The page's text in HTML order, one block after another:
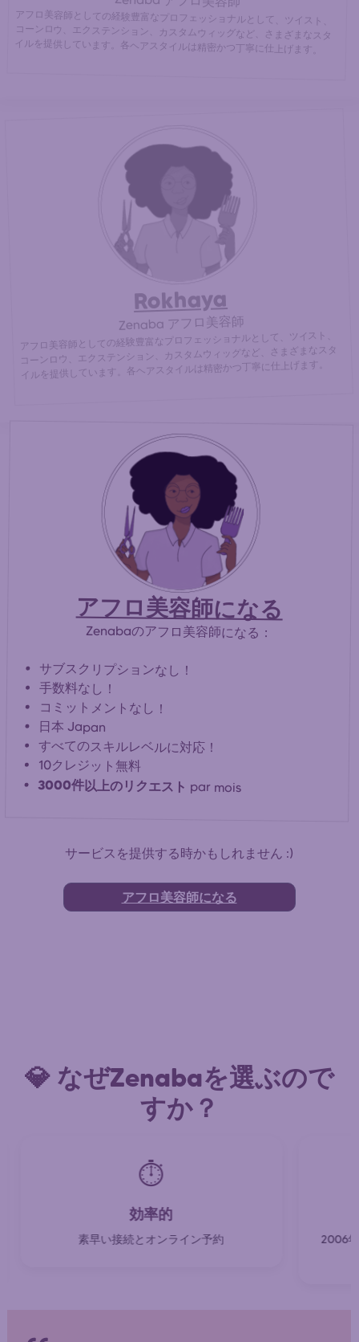
アフロ美容師としての経験豊富なプロフェッショナルとして、ツイスト、
コーンロウ、エクステンション、カスタムウィッグなど、さまざまなスタ
イルを提供しています。各ヘアスタイルは精密かつ丁寧に仕上げます。
Rokhaya
Zenaba アフロ美容師
アフロ美容師としての経験豊富なプロフェッショナルとして、ツイスト、
コーンロウ、エクステンション、カスタムウィッグなど、さまざまなスタ
イルを提供しています。各ヘアスタイルは精密かつ丁寧に仕上げます。
アフロ美容師になる
Zenabaのアフロ美容師になる：
サブスクリプションなし！
手数料なし！
コミットメントなし！
日本 Japan
すべてのスキルレベルに対応！
10クレジット無料
3000件以上のリクエスト par mois
サービスを提供する時かもしれません :)
アフロ美容師になる
💎 なぜZenabaを選ぶので
すか？
⏱️
効率的
素早い接続とオンライン予約 2006